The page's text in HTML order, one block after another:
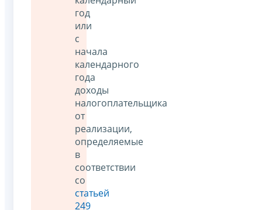
год
или
с
начала
календарного
года
доходы
налогоплательщика
от
реализации,
определяемые
в
соответствии
со
статьей
249